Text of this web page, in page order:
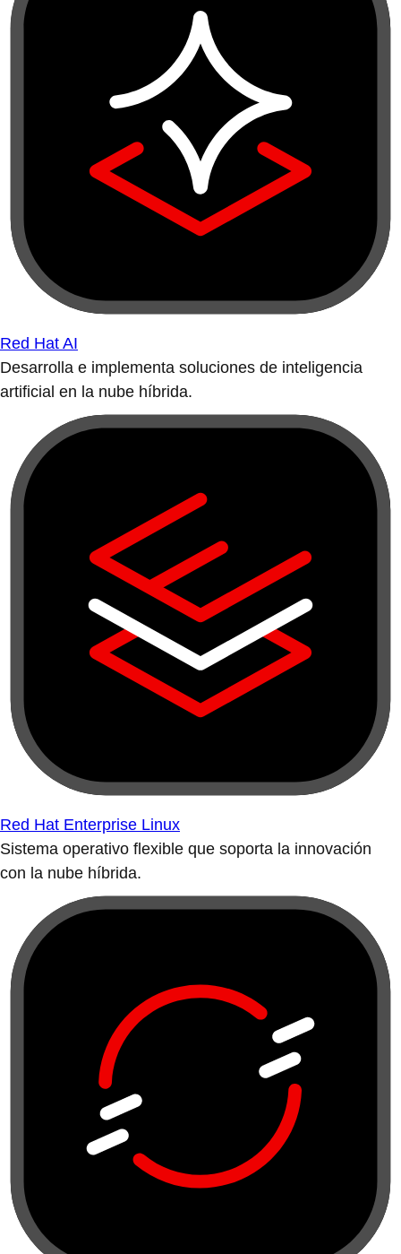
Red Hat AI
Desarrolla e implementa soluciones de inteligencia
artificial en la nube híbrida.
Red Hat Enterprise Linux
Sistema operativo flexible que soporta la innovación
con la nube híbrida.